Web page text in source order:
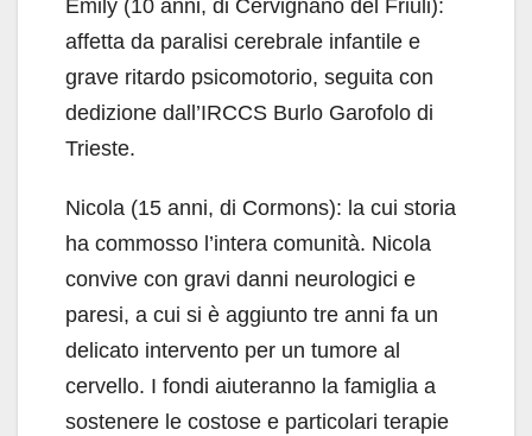
Emily (10 anni, di Cervignano del Friuli):
affetta da paralisi cerebrale infantile e
grave ritardo psicomotorio, seguita con
dedizione dall’IRCCS Burlo Garofolo di
Trieste.
Nicola (15 anni, di Cormons): la cui storia
ha commosso l’intera comunità. Nicola
convive con gravi danni neurologici e
paresi, a cui si è aggiunto tre anni fa un
delicato intervento per un tumore al
cervello. I fondi aiuteranno la famiglia a
sostenere le costose e particolari terapie